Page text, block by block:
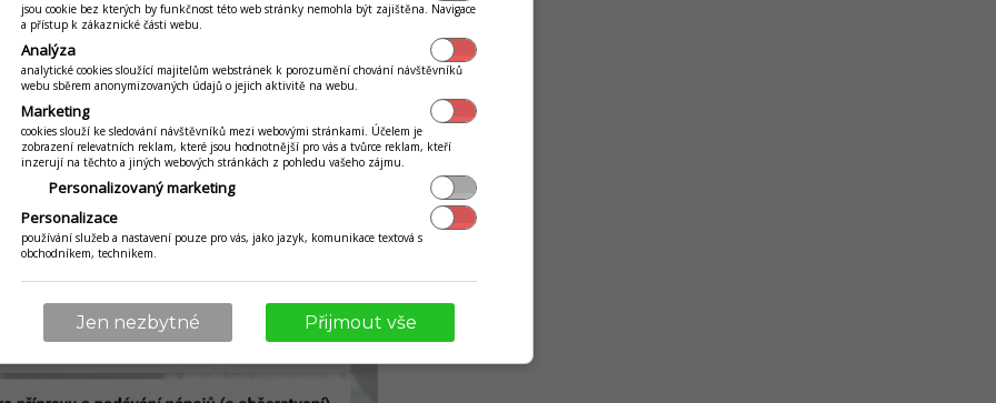
jsou cookie bez kterých by funkčnost této web stránky nemohla být zajištěna. Navigace
a přístup k zákaznické části webu.
Analýza
analytické cookies sloužící majitelům webstránek k porozumění chování návštěvníků
webu sběrem anonymizovaných údajů o jejich aktivitě na webu.
Marketing
cookies slouží ke sledování návštěvníků mezi webovými stránkami. Účelem je
zobrazení relevatních reklam, které jsou hodnotnější pro vás a tvůrce reklam, kteří
inzerují na těchto a jiných webových stránkách z pohledu vašeho zájmu.
Personalizovaný marketing
Personalizace
používání služeb a nastavení pouze pro vás, jako jazyk, komunikace textová s
obchodníkem, technikem.
Jen nezbytné Přijmout vše